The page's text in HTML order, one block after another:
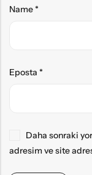
Name*
Eposta *
Daha sonraki
adresim ve site